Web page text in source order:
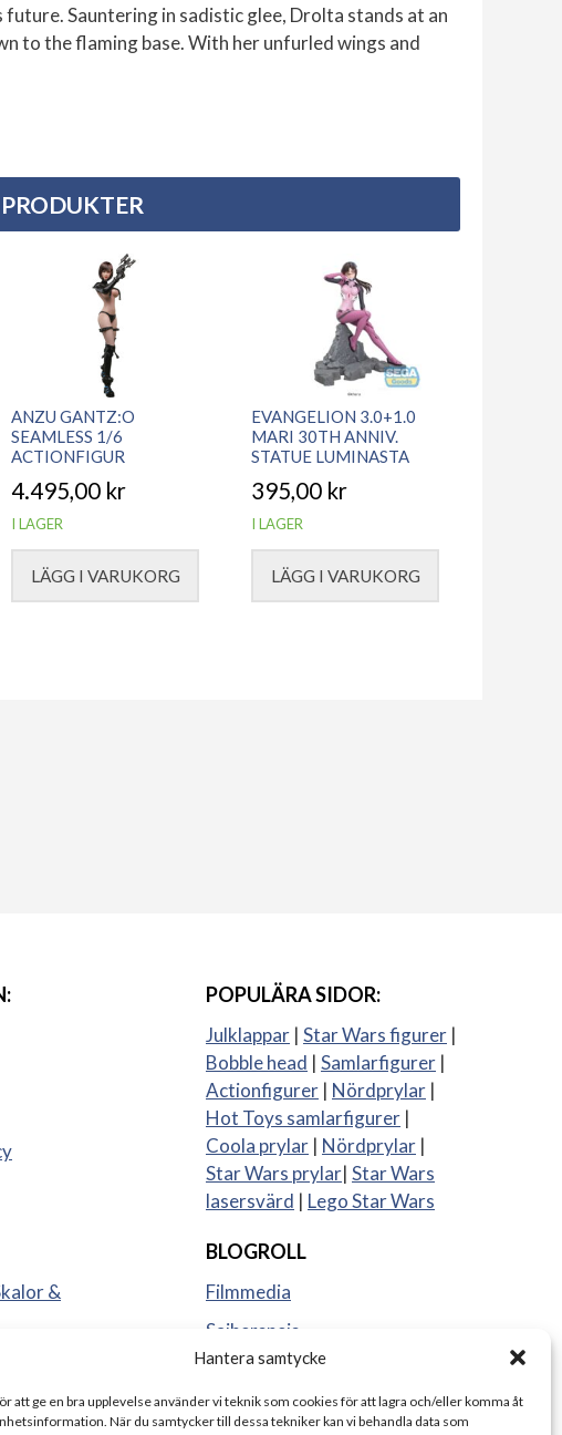
Hantera samtycke
att ge en bra upplevelse använder vi teknik som cookies för att lagra och/eller komma åt
När du samtycker till dessa tekniker kan vi behandla data som
Sauntering in sadistic glee, Drolta stands at an
to the flaming base. With her unfurled wings and
ANZU GANTZ:O
SEAMLESS 1/6
ACTIONFIGUR
4.495,00 kr
I LAGER
LÄGG I VARUKORG
EVANGELION 3.0+1.0
MARI 30TH ANNIV.
STATUE LUMINASTA
395,00 kr
I LAGER
LÄGG I VARUKORG
&
POPULÄRA SIDOR:
Julklappar | Star Wars figurer |
Bobble head | Samlarfigurer |
Actionfigurer | Nördprylar |
Hot Toys samlarfigurer |
Coola prylar | Nördprylar |
Star Wars prylar| Star Wars
lasersvärd | Lego Star Wars
BLOGROLL
Filmmedia
Sajberspejs
Strange things